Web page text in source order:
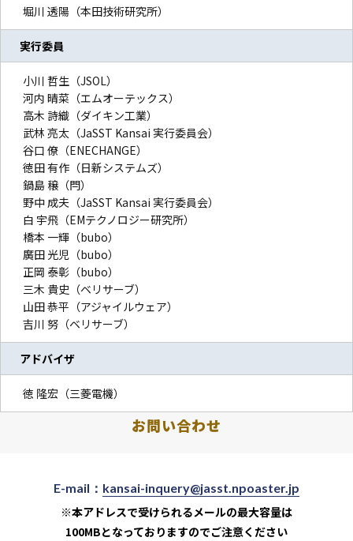
堀川 透陽（本田技術研究所）
実行委員
小川 哲生（JSOL）
河内 晴菜（エムオーテックス）
高木 詩織（ダイキン工業）
武林 亮太（JaSST Kansai 実行委員会）
谷口 僚（ENECHANGE）
徳田 有作（日新システムズ）
鍋島 穣（閂）
野中 成夫（JaSST Kansai 実行委員会）
白 宇飛（EMテクノロジー研究所）
橋本 一輝（bubo）
廣田 光児（bubo）
正岡 泰彰（bubo）
三木 貴史（ベリサーブ）
山田 恭平（アジャイルウェア）
吉川 努（ベリサーブ）
アドバイザ
徳 隆宏（三菱電機）
お問い合わせ
E-mail： kansai-inquery@jasst.npoaster.jp
※本アドレスで受けられるメールの最大容量は
100MBとなっておりますのでご注意ください